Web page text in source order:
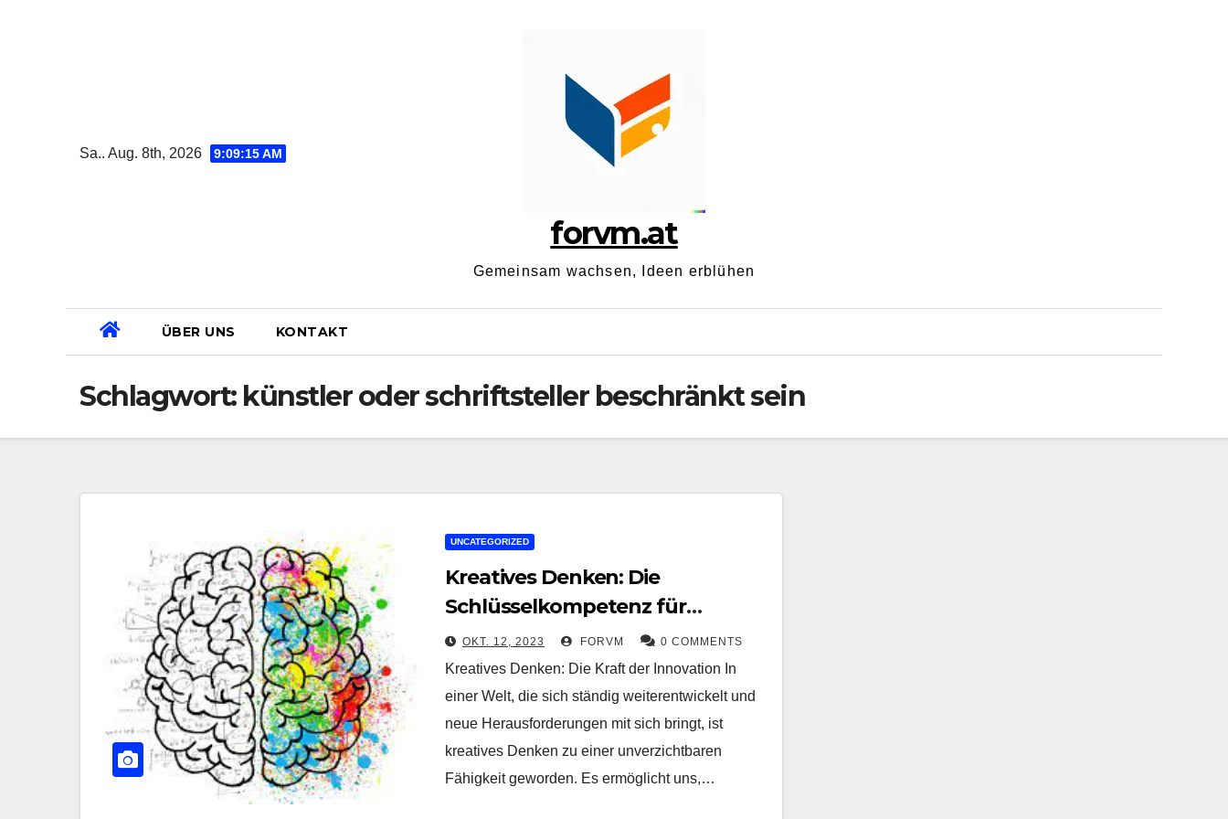
Sa.. Aug. 8th, 2026 9:09:15 AM
forvm.at
Gemeinsam wachsen, Ideen erblühen
ÜBER UNS KONTAKT
Schlagwort: künstler oder schriftsteller beschränkt sein
UNCATEGORIZED
Kreatives Denken: Die
Schlüsselkompetenz für
innovative Lösungen
OKT. 12, 2023 FORVM 0 COMMENTS
Kreatives Denken: Die Kraft der Innovation In
einer Welt, die sich ständig weiterentwickelt und
neue Herausforderungen mit sich bringt, ist
kreatives Denken zu einer unverzichtbaren
Fähigkeit geworden. Es ermöglicht uns,…